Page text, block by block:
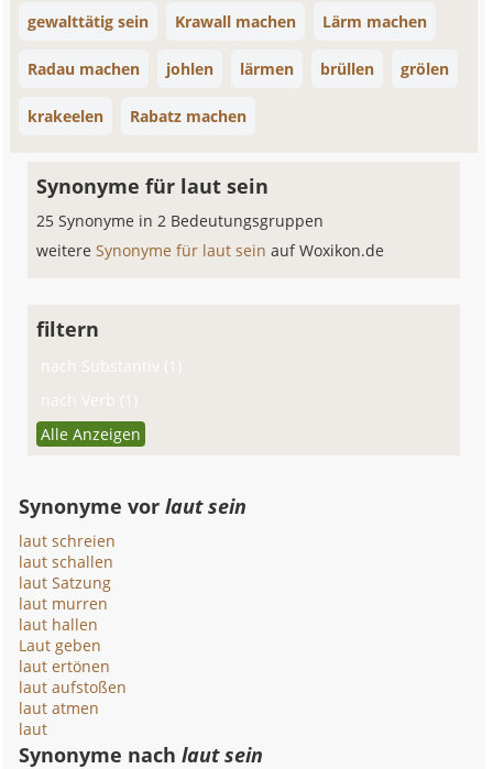
gewalttätig sein Krawall machen Lärm machen
Radau machen johlen lärmen brüllen grölen
krakeelen Rabatz machen
Synonyme für laut sein
25 Synonyme in 2 Bedeutungsgruppen
weitereSynonyme für laut seinauf Woxikon.de
filtern
nach Substantiv (1)
nach Verb (1)
Alle Anzeigen
Synonyme vorlaut sein
laut schreien
laut schallen
laut Satzung
laut murren
laut hallen
Laut geben
laut ertönen
laut aufstoßen
laut atmen
laut
Synonyme nachlaut sein